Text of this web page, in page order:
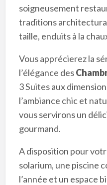
soigneusement
traditions
taille, enduits à la
Vous apprécierez la
l’élégance des
3 Suites aux
l’ambiance chic et
vous servirons un
gourmand.
A disposition pour
solarium, une piscine
l’année et un espace